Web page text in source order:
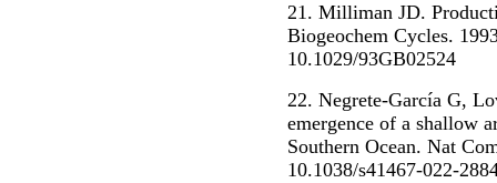
21. Milliman JD.
Biogeochem Cycles.
10.1029/93GB02524
22. Negrete-García G,
emergence of a shallow
Southern Ocean. Nat
10.1038/s41467-022-